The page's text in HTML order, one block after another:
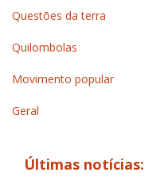
Questões da terra
Quilombolas
Movimento popular
Geral
Últimas notícias: